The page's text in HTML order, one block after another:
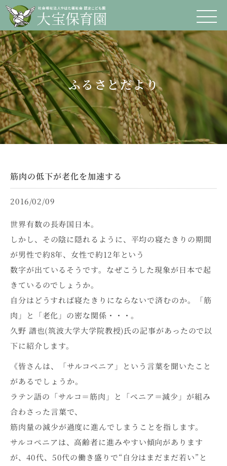
ふるさとだより
筋肉の低下が老化を加速する
2016/02/09
世界有数の長寿国日本。
しかし、その陰に隠れるように、平均の寝たきりの期間
が男性で約8年、女性で約12年という
数字が出ているそうです。なぜこうした現象が日本で起
きているのでしょうか。
自分はどうすれば寝たきりにならないで済むのか。「筋
肉」と「老化」の密な関係・・・。
久野 譜也(筑波大学大学院教授)氏の記事があったので以
下に紹介します。
《皆さんは、「サルコぺニア」という言葉を聞いたこと
があるでしょうか。
ラテン語の「サルコ＝筋肉」と「ぺニア＝減少」が組み
合わさった言葉で、
筋肉量の減少が過度に進んでしまうことを指します。
サルコぺニアは、高齢者に進みやすい傾向があります
が、40代、50代の働き盛りで“自分はまだまだ若い”と